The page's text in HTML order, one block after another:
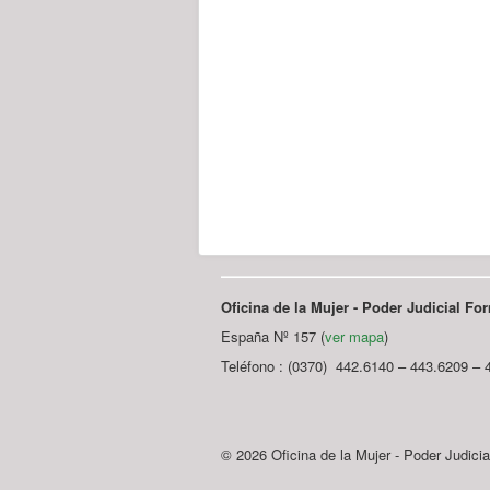
Oficina de la Mujer - Poder Judicial
España Nº 157 (ver mapa)
Teléfono : (0370) 442.6140 – 443.6209 –
© 2026 Oficina de la Mujer - Poder